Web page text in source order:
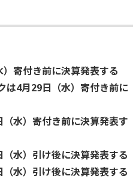
寄付き前に決算発表する
は4月29日（水）寄付き前に
水）寄付き前に決算発表す
水）引け後に決算発表する
水）引け後に決算発表する